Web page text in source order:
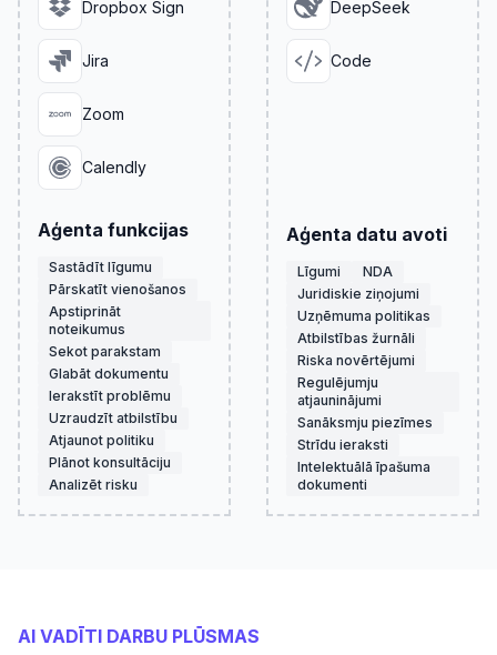
Dropbox Sign
Jira
Zoom
Calendly
Aģenta funkcijas
Sastādīt līgumu
Pārskatīt vienošanos
Apstiprināt
noteikumus
Sekot parakstam
Glabāt dokumentu
Ierakstīt problēmu
Uzraudzīt atbilstību
Atjaunot politiku
Plānot konsultāciju
Analizēt risku
DeepSeek
Code
Aģenta datu avoti
Līgumi
NDA
Juridiskie ziņojumi
Uzņēmuma politikas
Atbilstības žurnāli
Riska novērtējumi
Regulējumju
atjauninājumi
Sanāksmju piezīmes
Strīdu ieraksti
Intelektuālā īpašuma
dokumenti
AI VADĪTI DARBU PLŪSMAS